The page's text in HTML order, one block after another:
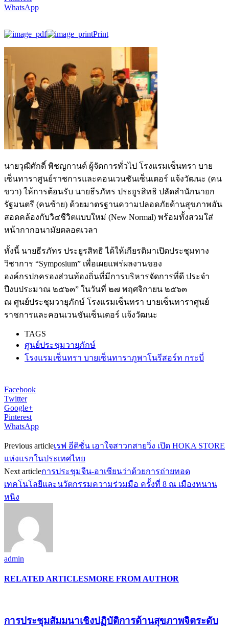
WhatsApp
Print
นายวุฒิศักดิ์ พิชญกานต์ ผู้จัดการทั่วไป โรงแรมเซ็นทรา บาย
เซ็นทาราศูนย์ราชการและคอนเวนชันเซ็นเตอร์ แจ้งวัฒนะ (คน
ขวา) ให้การต้อนรับ นายธีรภัทร ประยูรสิทธิ ปลัดสำนักนายก
รัฐมนตรี (คนซ้าย) ด้วยมาตรฐานความปลอดภัยด้านสุขภาพอัน
สอดคล้องกับวิ๔ชีวิตแบบใหม่ (New Normal) พร้อมทั้งสวมใส่
หน้ากากอนามัยตลอดเวลา
ทั้งนี้ นายธีรภัทร ประยูรสิทธิ ได้ให้เกียรติมาเปิดประชุมทาง
วิชาการ “Symposium” เพื่อเผยแพร่ผลงานของ
องค์กรปกครองส่วนท้องถิ่นที่มีการบริหารจัดการที่ดี ประจำ
ปีงบประมาณ ๒๕๖๓” ในวันที่ ๒๗ พฤศจิกายน ๒๕๖๓
ณ ศูนย์ประชุมวายุภักษ์ โรงแรมเซ็นทรา บายเซ็นทาราศูนย์
ราชการและคอนเวนชันเซ็นเตอร์ แจ้งวัฒนะ
TAGS
ศูนย์ประชุมวายุภักษ์
โรงแรมเซ็นทรา บายเซ็นทาราภูพาโนรีสอร์ท กระบี่
Facebook
Twitter
Google+
Pinterest
WhatsApp
Previous articleเรฟ อีดิชั่น เอาใจสาวกสายวิ่ง เปิด HOKA STORE
แห่งแรกในประเทศไทย
Next articleการประชุมจีน-อาเซียนว่าด้วยการถ่ายทอด
เทคโนโลยีและนวัตกรรมความร่วมมือ ครั้งที่ 8 ณ เมืองหนาน
หนิง
admin
RELATED ARTICLESMORE FROM AUTHOR
การประชุมสัมมนาเชิงปฏิบัติการด้านสุขภาพจิตระดับ